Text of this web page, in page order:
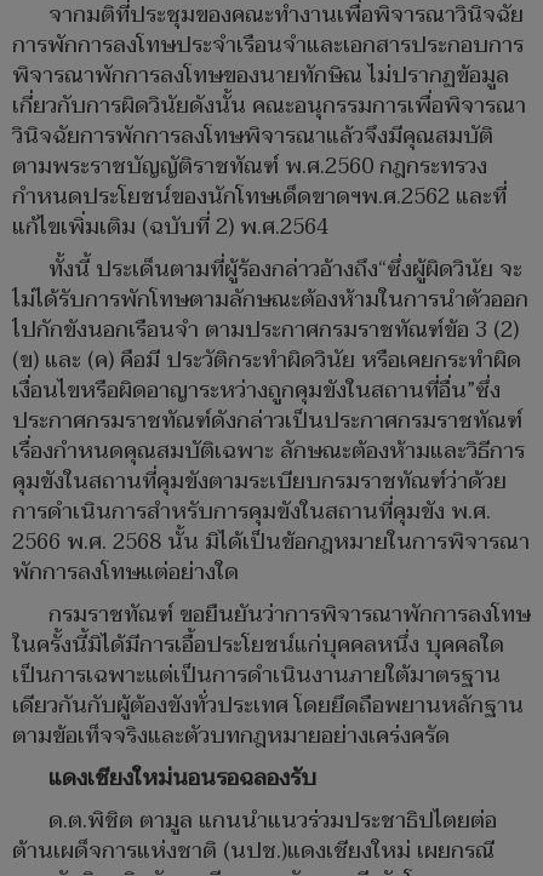
จากมติที่ประชุมของคณะทำงานเพื่อพิจารณาวินิจฉัย
การพักการลงโทษประจำเรือนจำและเอกสารประกอบการ
พิจารณาพักการลงโทษของนายทักษิณ ไม่ปรากฏข้อมูล
เกี่ยวกับการผิดวินัยดังนั้น คณะอนุกรรมการเพื่อพิจารณา
วินิจฉัยการพักการลงโทษพิจารณาแล้วจึงมีคุณสมบัติ
ตามพระราชบัญญัติราชทัณฑ์ พ.ศ.2560 กฎกระทรวง
กำหนดประโยชน์ของนักโทษเด็ดขาดฯพ.ศ.2562 และที่
แก้ไขเพิ่มเติม (ฉบับที่ 2) พ.ศ.2564
ทั้งนี้ ประเด็นตามที่ผู้ร้องกล่าวอ้างถึง“ซึ่งผู้ผิดวินัย จะ
ไม่ได้รับการพักโทษตามลักษณะต้องห้ามในการนำตัวออก
ไปกักขังนอกเรือนจำ ตามประกาศกรมราชทัณฑ์ข้อ 3 (2)
(ข) และ (ค) คือมี ประวัติกระทำผิดวินัย หรือเคยกระทำผิด
เงื่อนไขหรือผิดอาญาระหว่างถูกคุมขังในสถานที่อื่น”ซึ่ง
ประกาศกรมราชทัณฑ์ดังกล่าวเป็นประกาศกรมราชทัณฑ์
เรื่องกำหนดคุณสมบัติเฉพาะ ลักษณะต้องห้ามและวิธีการ
คุมขังในสถานที่คุมขังตามระเบียบกรมราชทัณฑ์ว่าด้วย
การดำเนินการสำหรับการคุมขังในสถานที่คุมขัง พ.ศ.
2566 พ.ศ. 2568 นั้น มิได้เป็นข้อกฎหมายในการพิจารณา
พักการลงโทษแต่อย่างใด
กรมราชทัณฑ์ ขอยืนยันว่าการพิจารณาพักการลงโทษ
ในครั้งนี้มิได้มีการเอื้อประโยชน์แก่บุคคลหนึ่ง บุคคลใด
เป็นการเฉพาะแต่เป็นการดำเนินงานภายใต้มาตรฐาน
เดียวกันกับผู้ต้องขังทั่วประเทศ โดยยึดถือพยานหลักฐาน
ตามข้อเท็จจริงและตัวบทกฎหมายอย่างเคร่งครัด
แดงเชียงใหม่นอนรอฉลองรับ
ด.ต.พิชิต ตามูล แกนนำแนวร่วมประชาธิปไตยต่อ
ต้านเผด็จการแห่งชาติ (นปช.)แดงเชียงใหม่ เผยกรณี